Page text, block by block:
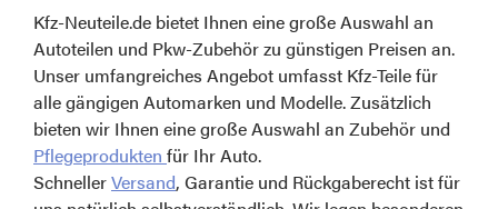
Kfz-Neuteile.de bietet Ihnen eine große Auswahl an
Autoteilen und Pkw-Zubehör zu günstigen Preisen an.
Unser umfangreiches Angebot umfasst Kfz-Teile für
alle gängigen Automarken und Modelle. Zusätzlich
bieten wir Ihnen eine große Auswahl an Zubehör und
Pflegeprodukten für Ihr Auto.
SchnellerVersand, Garantie und Rückgaberecht ist für